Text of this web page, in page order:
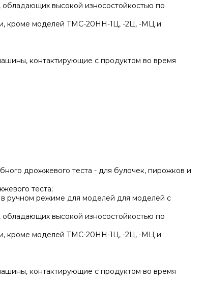
высокой износостойкостью по
кроме моделей ТМС-20НН-1Ц, -2Ц, -МЦ и
контактирующие с продуктом во время
дрожжевого теста - для булочек, пирожков и
теста;
ручном режиме для моделей для моделей с
высокой износостойкостью по
кроме моделей ТМС-20НН-1Ц, -2Ц, -МЦ и
контактирующие с продуктом во время